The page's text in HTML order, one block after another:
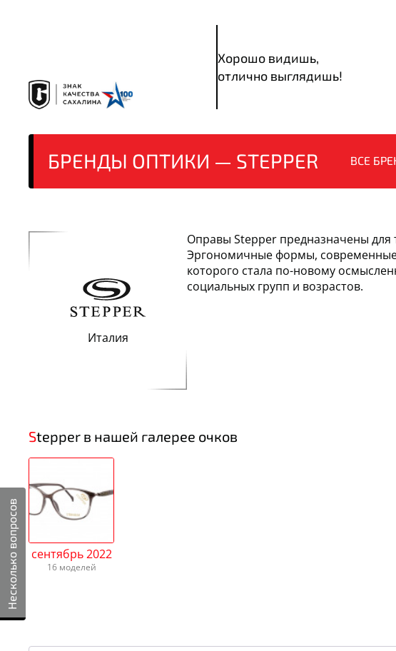
Несколько вопросов
Хорошо видишь,
отлично выглядишь!
БРЕНДЫ ОПТИКИ — STEPPER ВСЕ
Италия
Оправы Stepper предназначены для
Эргономичные формы,
которого стала по-новому
социальных групп и возрастов.
Stepper в нашей галерее очков
сентябрь 2022
16 моделей